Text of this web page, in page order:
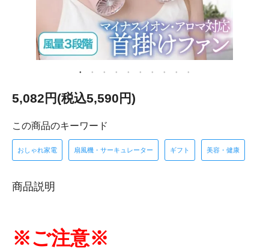
5,082円(税込5,590円)
この商品のキーワード
おしゃれ家電 扇風機・サーキュレーター ギフト 美容・健康
商品説明
※ご注意※